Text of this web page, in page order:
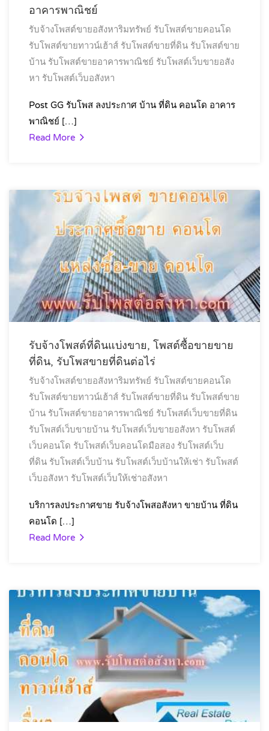
อาคารพาณิชย์
รับจ้างโพสต์ขายอสังหาริมทรัพย์ รับโพสต์ขายคอนโด
รับโพสต์ขายทาวน์เฮ้าส์ รับโพสต์ขายที่ดิน รับโพสต์ขาย
บ้าน รับโพสต์ขายอาคารพาณิชย์ รับโพสต์เว็บขายอสัง
หา รับโพสต์เว็บอสังหา
Post GG รับโพส ลงประกาศ บ้าน ที่ดิน คอนโด อาคาร
พาณิชย์ […]
Read More
รับจ้างโพสต์ที่ดินแบ่งขาย, โพสต์ซื้อขายขาย
ที่ดิน, รับโพสขายที่ดินต่อไร่
รับจ้างโพสต์ขายอสังหาริมทรัพย์ รับโพสต์ขายคอนโด
รับโพสต์ขายทาวน์เฮ้าส์ รับโพสต์ขายที่ดิน รับโพสต์ขาย
บ้าน รับโพสต์ขายอาคารพาณิชย์ รับโพสต์เว็บขายที่ดิน
รับโพสต์เว็บขายบ้าน รับโพสต์เว็บขายอสังหา รับโพสต์
เว็บคอนโด รับโพสต์เว็บคอนโดมือสอง รับโพสต์เว็บ
ที่ดิน รับโพสต์เว็บบ้าน รับโพสต์เว็บบ้านให้เช่า รับโพสต์
เว็บอสังหา รับโพสต์เว็บให้เช่าอสังหา
บริการลงประกาศขาย รับจ้างโพสอสังหา ขายบ้าน ที่ดิน
คอนโด […]
Read More